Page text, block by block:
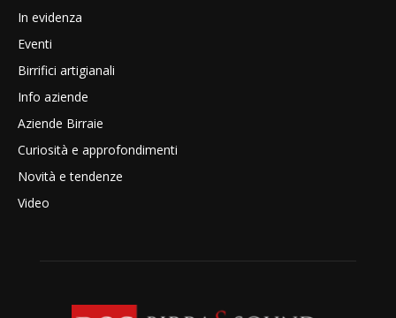
In evidenza
Eventi
Birrifici artigianali
Info aziende
Aziende Birraie
Curiosità e approfondimenti
Novità e tendenze
Video